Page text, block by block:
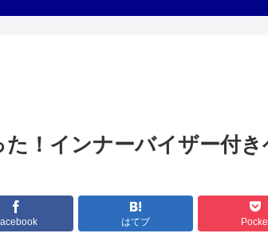
！インナーバイザー付
はてブ